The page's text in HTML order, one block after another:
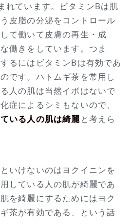
れています。ビタミンBは肌
皮脂の分泌をコントロール
て働いて皮膚の再生・成
働きをしています。つま
るにはビタミンBは有効であ
です。ハトムギ茶を常用し
人の肌は当然イボはないで
症によるシミもないので、
いる人の肌は綺麗 と考えら
いけないのはヨクイニンを
している人の肌が綺麗であ
を綺麗にするためにはヨク
茶が有効である、という話